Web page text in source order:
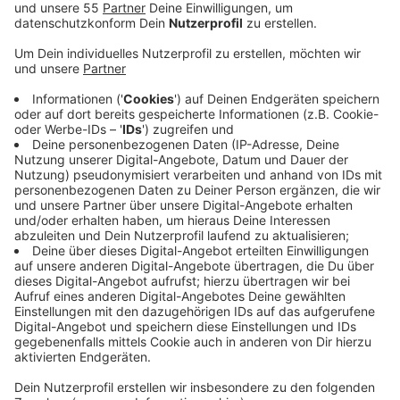
Die Zahlen stammen laut Land aus dem Jahr 2017 und
sind die derzeit aktuellsten. Demnach lag das
durchschnittliche Einkommen im gesamten Kreis
Mettmann bei rund 45.000 Euro pro Jahr. Zum
Vergleich: Im Jahr 2010 lag das
Durchschnitteinkommen mit rund 37.000 Euro noch
deutlich niedriger im Kreis. Aber auch bei den neuesten
Zahlen gibt es deutliche Unterschiede bei den
einzelnen Städten. Mit einem durchschnittlichen
Einkommen von über 55.000 Euro verdienen die
Menschen in Haan am meisten -- Haan liegt damit
Einkommen durchschnittlich in Velbert und Monheim,